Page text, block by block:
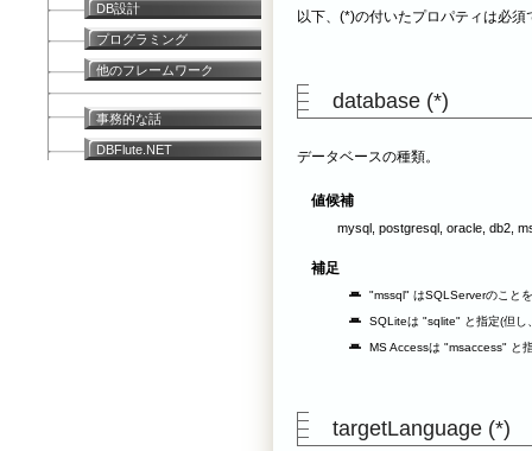
以下、(*)の付いたプロパティは必須
database (*)
データベースの種類。
値候補
mysql, postgresql, oracle, db2,
補足
"mssql" はSQLServerのこと
SQLiteは "sqlite" と指定(但し
MS Accessは "msaccess" と
targetLanguage (*)
DB設計
プログラミング
他のフレームワーク
事務的な話
DBFlute.NET